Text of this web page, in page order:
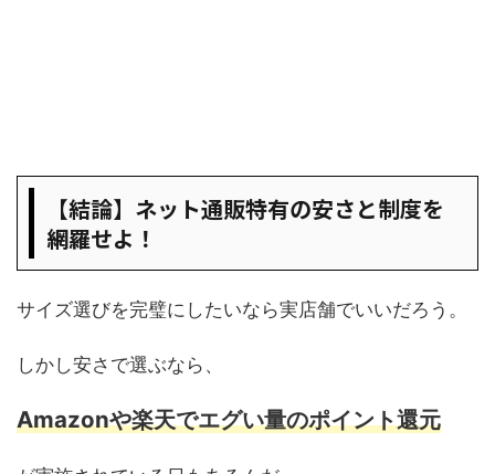
【結論】ネット通販特有の安さと制度を
網羅せよ！
サイズ選びを完璧にしたいなら実店舗でいいだろう。
しかし安さで選ぶなら、
Amazonや楽天でエグい量のポイント還元